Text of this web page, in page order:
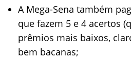
A Mega-Sena também
que fazem 5 e 4 acertos
prêmios mais baixos,
bem bacanas;